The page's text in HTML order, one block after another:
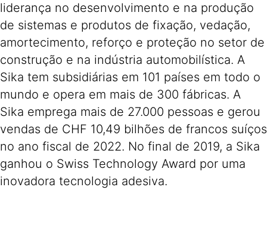
liderança no desenvolvimento e na produção
de sistemas e produtos de fixação, vedação,
amortecimento, reforço e proteção no setor de
construção e na indústria automobilística. A
Sika tem subsidiárias em 101 países em todo o
mundo e opera em mais de 300 fábricas. A
Sika emprega mais de 27.000 pessoas e gerou
vendas de CHF 10,49 bilhões de francos suíços
no ano fiscal de 2022. No final de 2019, a Sika
ganhou o Swiss Technology Award por uma
inovadora tecnologia adesiva.